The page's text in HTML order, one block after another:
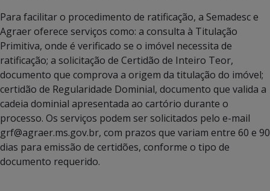
Para facilitar o procedimento de ratificação, a Semadesc e
Agraer oferece serviços como: a consulta à Titulação
Primitiva, onde é verificado se o imóvel necessita de
ratificação; a solicitação de Certidão de Inteiro Teor,
documento que comprova a origem da titulação do imóvel;
certidão de Regularidade Dominial, documento que valida a
cadeia dominial apresentada ao cartório durante o
processo. Os serviços podem ser solicitados pelo e-mail
grf@agraer.ms.gov.br, com prazos que variam entre 60 e 90
dias para emissão de certidões, conforme o tipo de
documento requerido.